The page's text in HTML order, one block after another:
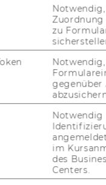
https://
NewsletterBluesky
Zuordnung
zu
gegenüber
Notwendig
im
des
Centers.